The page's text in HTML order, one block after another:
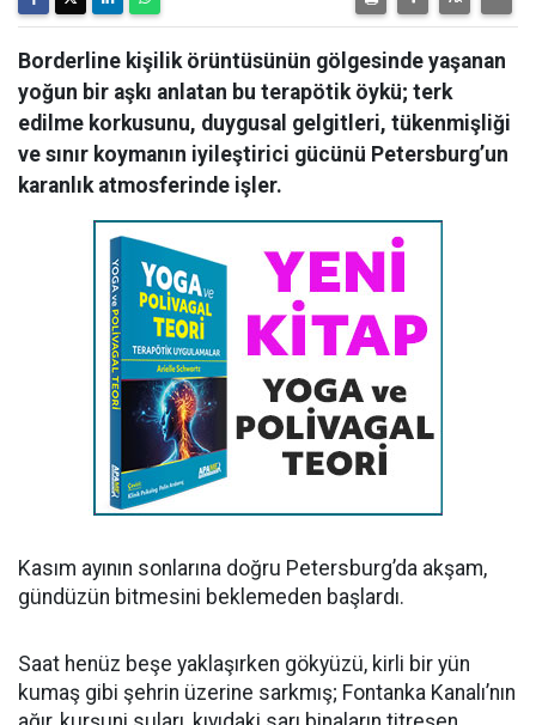
Borderline kişilik örüntüsünün gölgesinde yaşanan
yoğun bir aşkı anlatan bu terapötik öykü; terk
edilme korkusunu, duygusal gelgitleri, tükenmişliği
ve sınır koymanın iyileştirici gücünü Petersburg’un
karanlık atmosferinde işler.
Kasım ayının sonlarına doğru Petersburg’da akşam,
gündüzün bitmesini beklemeden başlardı.
Saat henüz beşe yaklaşırken gökyüzü, kirli bir yün
kumaş gibi şehrin üzerine sarkmış; Fontanka Kanalı’nın